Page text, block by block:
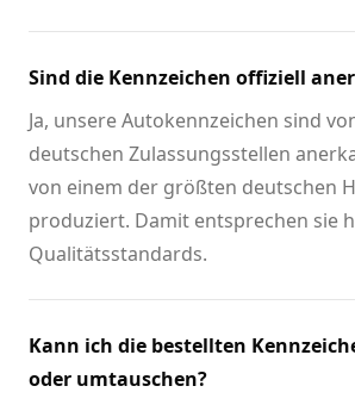
Sind die Kennzeichen offiziell
Ja, unsere Autokennzeichen sind
deutschen Zulassungsstellen
von einem der größten deutschen
produziert. Damit entsprechen sie
Qualitätsstandards.
Kann ich die bestellten
oder umtauschen?